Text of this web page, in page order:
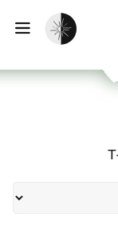
تفعيل الوضع المظلم